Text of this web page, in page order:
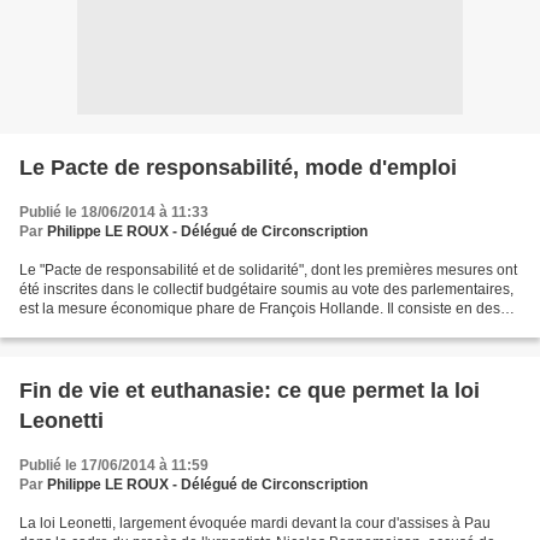
Le Pacte de responsabilité, mode d'emploi
Publié le 18/06/2014 à 11:33
Par Philippe LE ROUX - Délégué de Circonscription
Le "Pacte de responsabilité et de solidarité", dont les premières mesures ont
été inscrites dans le collectif budgétaire soumis au vote des parlementaires,
est la mesure économique phare de François Hollande. Il consiste en des
Fin de vie et euthanasie: ce que permet la loi
Leonetti
Publié le 17/06/2014 à 11:59
Par Philippe LE ROUX - Délégué de Circonscription
La loi Leonetti, largement évoquée mardi devant la cour d'assises à Pau